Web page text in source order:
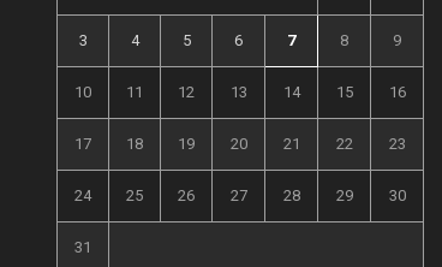
3 4 5 6 7 8 9
10 11 12 13 14 15 16
17 18 19 20 21 22 23
24 25 26 27 28 29 30
31